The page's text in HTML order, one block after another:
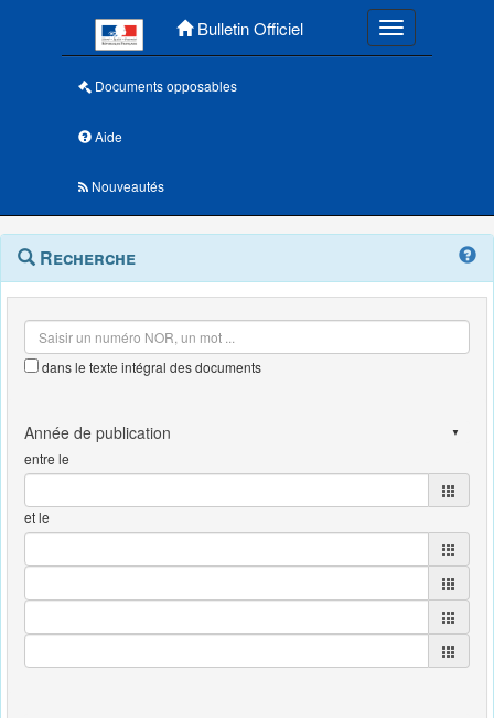
Bulletin Officiel Toggle
Documents opposables
Aide
Nouveautés
Navigation
outils
Menu
contextuel
Recherche
dans le texte intégral des documents
entre le
et le